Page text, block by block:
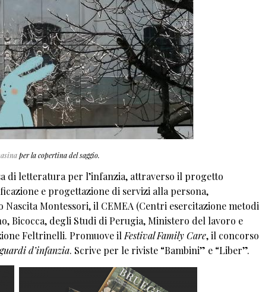
per la copertina del saggio.
di letteratura per l’infanzia, attraverso il progetto
e progettazione di servizi alla persona,
Montessori, il CEMEA (Centri esercitazione metodi
Bicocca, degli Studi di Perugia, Ministero del lavoro e
Feltrinelli. Promuove il Festival Family Care, il concorso
d’infanzia. Scrive per le riviste “Bambini” e “Liber”.